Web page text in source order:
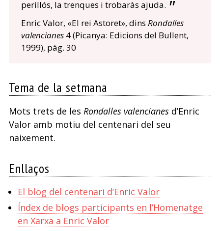
perillós, la trenques i trobaràs ajuda.
Enric Valor, «El rei Astoret», dins Rondalles
valencianes4 (Picanya: Edicions del Bullent,
1999), pàg. 30
Tema de la setmana
Mots trets de les Rondalles valencianesd’Enric
Valor amb motiu del centenari del seu
naixement.
Enllaços
El blog del centenari d’Enric Valor
Índex de blogs participants en l’Homenatge
en Xarxa a Enric Valor